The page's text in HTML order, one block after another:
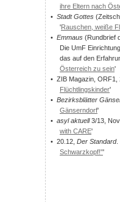
ihre Eltern nach
• Stadt Gottes
'Rauschen, weiße
• Emmaus (Rundbrief
Die UmF
das auf den
Österreich zu sein'
• ZIB Magazin, ORF1,
Flüchtlingskinder'
• Bezirksblätter
Gänserndorf'
• asyl aktuell3/13,
with CARE'
• 20.12, Der Standard.
Schwarzkopf!"'